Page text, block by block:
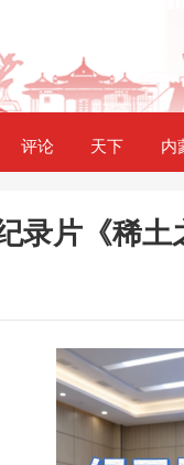
评论 天下 内
录片《稀土